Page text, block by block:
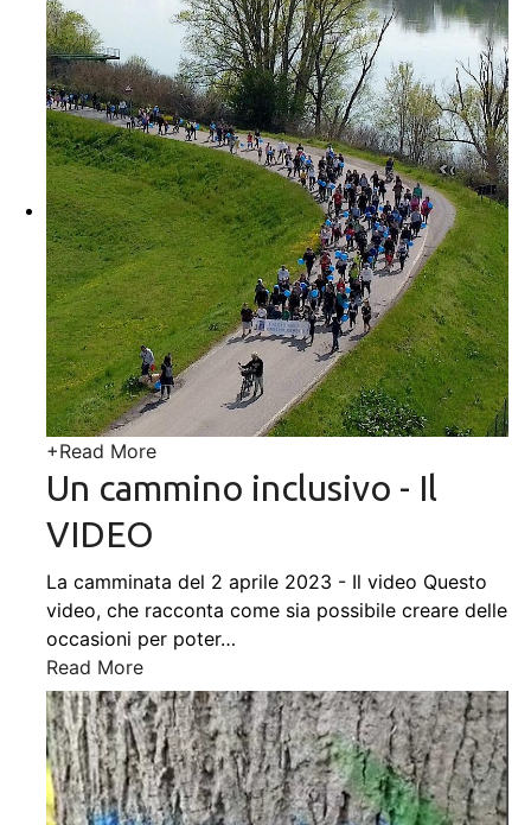
+Read More
Un cammino inclusivo - Il
VIDEO
La camminata del 2 aprile 2023 - Il video Questo
video, che racconta come sia possibile creare delle
occasioni per poter…
Read More